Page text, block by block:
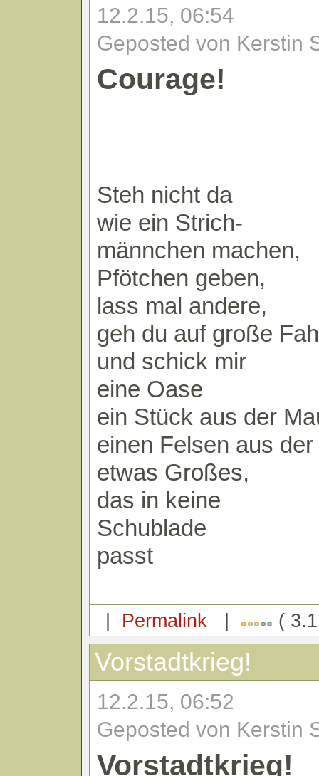
12.2.15, 06:54
Geposted von Kerstin
Courage!
Steh nicht da
wie ein Strich-
männchen machen,
Pfötchen geben,
lass mal andere,
geh du auf große
und schick mir
eine Oase
ein Stück aus der
einen Felsen aus
etwas Großes,
das in keine
Schublade
passt
| Permalink | (
Vorstadtkrieg!
12.2.15, 06:52
Geposted von Kerstin
Vorstadtkrieg!